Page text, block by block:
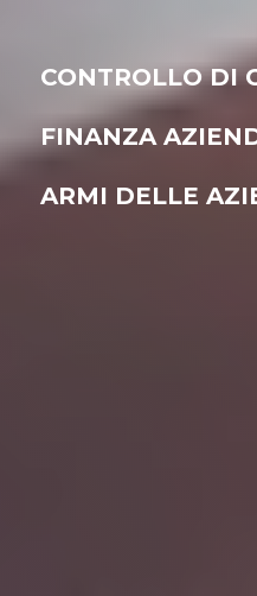
CONTROLLO DI
FINANZA
ARMI DELLE